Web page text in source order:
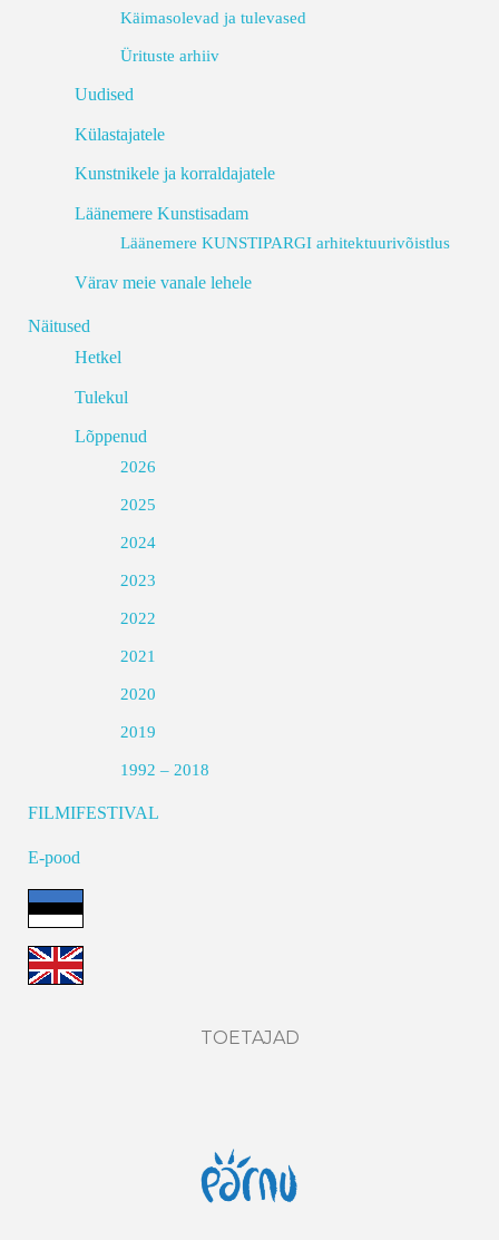
Käimasolevad ja tulevased
Ürituste arhiiv
Uudised
Külastajatele
Kunstnikele ja korraldajatele
Läänemere Kunstisadam
Läänemere KUNSTIPARGI arhitektuurivõistlus
Värav meie vanale lehele
Näitused
Hetkel
Tulekul
Lõppenud
2026
2025
2024
2023
2022
2021
2020
2019
1992 – 2018
FILMIFESTIVAL
E-pood
TOETAJAD